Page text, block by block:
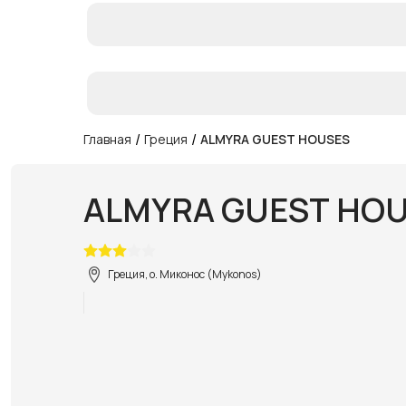
Главная / Греция / ALMYRA GUEST HOUSES
ALMYRA GUEST
Греция, о. Миконос (Mykonos)